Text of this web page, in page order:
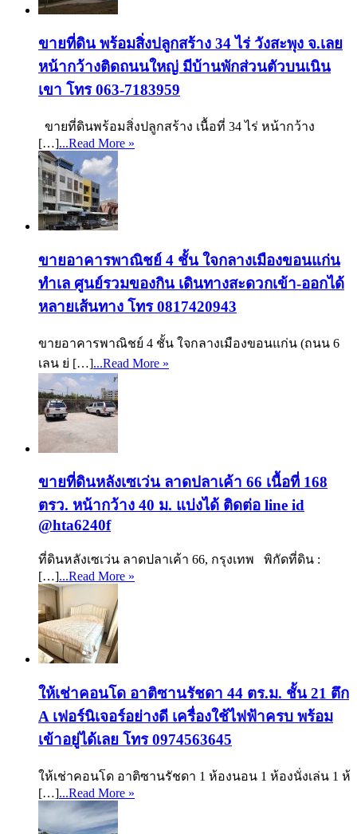
ขายที่ดิน พร้อมสิ่งปลูกสร้าง 34 ไร่ วังสะพุง จ.เลย
หน้ากว้างติดถนนใหญ่ มีบ้านพักส่วนตัวบนเนิน
เขา โทร 063-7183959
ขายที่ดินพร้อมสิ่งปลูกสร้าง เนื้อที่ 34 ไร่ หน้ากว้าง
[…]...Read More »
ขายอาคารพาณิชย์ 4 ชั้น ใจกลางเมืองขอนแก่น
ทำเล ศูนย์รวมของกิน เดินทางสะดวกเข้า-ออกได้
หลายเส้นทาง โทร 0817420943
ขายอาคารพาณิชย์ 4 ชั้น ใจกลางเมืองขอนแก่น (ถนน 6
เลน ย่ […]...Read More »
ขายที่ดินหลังเซเว่น ลาดปลาเค้า 66 เนื้อที่ 168
ตรว. หน้ากว้าง 40 ม. แบ่งได้ ติดต่อ line id
@hta6240f
ที่ดินหลังเซเว่น ลาดปลาเค้า 66, กรุงเทพ พิกัดที่ดิน :
[…]...Read More »
ให้เช่าคอนโด อาติซานรัชดา 44 ตร.ม. ชั้น 21 ตึก
A เฟอร์นิเจอร์อย่างดี เครื่องใช้ไฟฟ้าครบ พร้อม
เข้าอยู่ได้เลย โทร 0974563645
ให้เช่าคอนโด อาติซานรัชดา 1 ห้องนอน 1 ห้องนั่งเล่น 1 ห้
[…]...Read More »